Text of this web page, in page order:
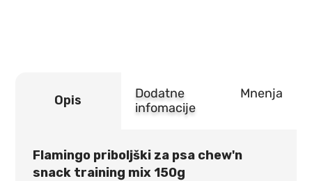
Opis
Dodatne
infomacije
Mnenja
Flamingo priboljški za psa chew'n
snack training mix 150g